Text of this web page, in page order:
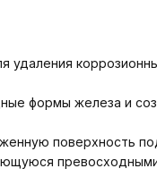
удаления
формы железа и
поверхность